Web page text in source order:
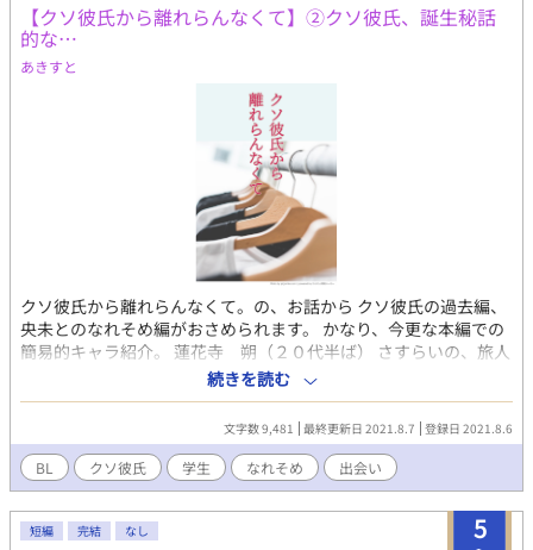
【クソ彼氏から離れらんなくて】②クソ彼氏、誕生秘話
的な…
あきすと
クソ彼氏から離れらんなくて。の、お話から クソ彼氏の過去編、
央未とのなれそめ編がおさめられます。 かなり、今更な本編での
簡易的キャラ紹介。 蓮花寺 朔（２０代半ば） さすらいの、旅人
気質な自由人。 色んな指標がわりと、ガバガバ。 雰囲気的には、
ゆったりとしており 何を考えているのかは、分かりにくい。 央未
の学生時代からの友人であり、元恋人。 めんどくさがりなので、
説明をするのが苦手。 ３年前までは、海外渡航していたが 何らか
の勉強に行っていたものの 央未には、まだ話していない。 身長は
１８０近くあり、背格好も 細身でスタイルはいい。 女友達も多か
ったが、３年前の一件以来 関係性は薄れた模様。 実家との関係性
は悪くないものの 帰国後に帰ることも無いまま。 柊木 央未（２
続きを読む
文字数 9,481 最終更新日 2021.8.7 登録日 2021.8.6
BL クソ彼氏 学生 なれそめ 出会い
5
短編 完結 なし